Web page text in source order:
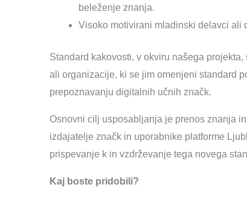
beleženje znanja.
Visoko motivirani mladinski delavci ali
Standard kakovosti, v okviru našega
ali organizacije, ki se jim omenjeni standard
prepoznavanju digitalnih učnih značk.
Osnovni cilj usposabljanja je prenos znanja
izdajatelje značk in uporabnike platforme
prispevanje k in vzdrževanje tega novega
Kaj boste pridobili?